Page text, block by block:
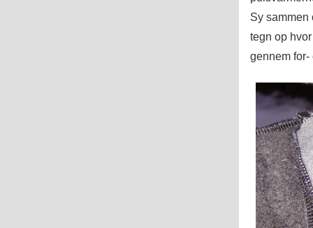
Sy sammen
tegn op
gennem for-